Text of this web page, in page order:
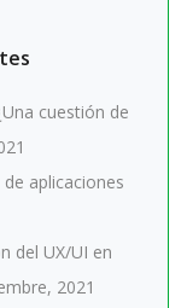
cuestión de
aplicaciones
del UX/UI en
2021